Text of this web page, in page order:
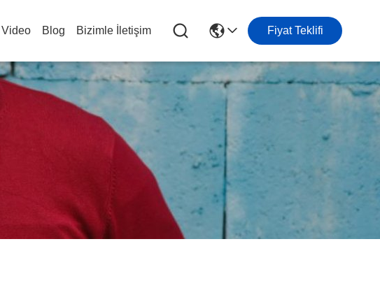
Video Blog Bizimle İletişim Fiyat Teklifi